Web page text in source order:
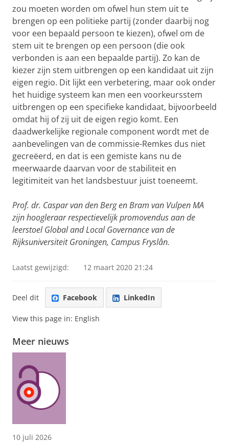
zou moeten worden om ofwel hun stem uit te
brengen op een politieke partij (zonder daarbij nog
voor een bepaald persoon te kiezen), ofwel om de
stem uit te brengen op een persoon (die ook
verbonden is aan een bepaalde partij). Zo kan de
kiezer zijn stem uitbrengen op een kandidaat uit zijn
eigen regio. Dit lijkt een verbetering, maar ook onder
het huidige systeem kan men een voorkeursstem
uitbrengen op een specifieke kandidaat, bijvoorbeeld
omdat hij of zij uit de eigen regio komt. Een
daadwerkelijke regionale component wordt met de
aanbevelingen van de commissie-Remkes dus niet
gecreëerd, en dat is een gemiste kans nu de
meerwaarde daarvan voor de stabiliteit en
legitimiteit van het landsbestuur juist toeneemt.
Prof. dr. Caspar van den Berg en Bram van Vulpen MA
zijn hoogleraar respectievelijk promovendus aan de
leerstoel Global and Local Governance van de
Rijksuniversiteit Groningen, Campus Fryslân.
Laatst gewijzigd: 12 maart 2020 21:24
Deel dit Facebook LinkedIn
View this page in: English
Meer nieuws
10 juli 2026